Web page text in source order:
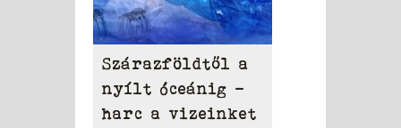
Szárazföldtől a
nyílt óceánig –
harc a vizeinket